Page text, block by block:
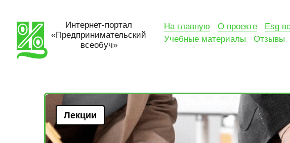
Интернет-портал
«Предпринимательский
всеобуч»
На главную О проекте Esg
Учебные материалы
Отзывы
Лекции